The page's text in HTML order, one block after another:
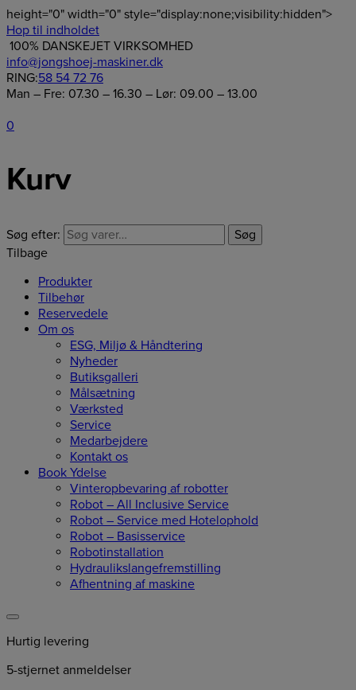
height="0" width="0" style="display:none;visibility:hidden">
Hop til indholdet
100% DANSKEJET VIRKSOMHED
info@jongshoej-maskiner.dk
RING:58 54 72 76
Man – Fre: 07.30 – 16.30 – Lør: 09.00 – 13.00
0
Kurv
Søg efter:
Søg
Tilbage
Produkter
Tilbehør
Reservedele
Om os
ESG, Miljø & Håndtering
Nyheder
Butiksgalleri
Målsætning
Værksted
Service
Medarbejdere
Kontakt os
Book Ydelse
Vinteropbevaring af robotter
Robot – All Inclusive Service
Robot – Service med Hotelophold
Robot – Basisservice
Robotinstallation
Hydraulikslangefremstilling
Afhentning af maskine
Hurtig levering
5-stjernet anmeldelser